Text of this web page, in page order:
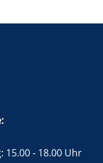
- 18.00 Uhr